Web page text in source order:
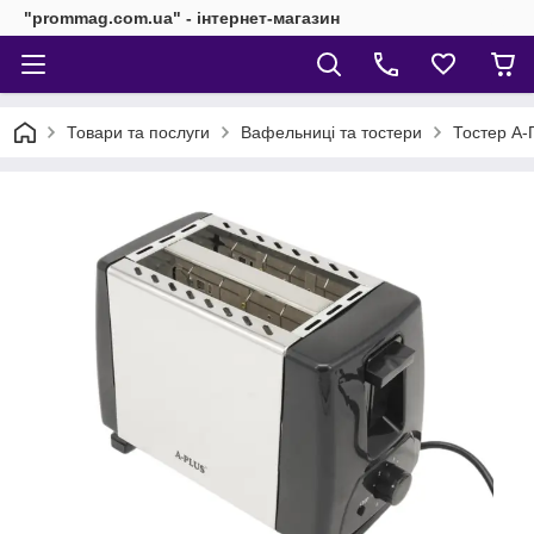
"prommag.com.ua" - інтернет-магазин
Товари та послуги Вафельниці та тостери Тостер